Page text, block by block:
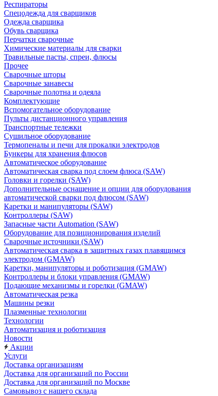
Респираторы
Спецодежда для сварщиков
Одежда сварщика
Обувь сварщика
Перчатки сварочные
Химические материалы для сварки
Травильные пасты, спреи, флюсы
Прочее
Сварочные шторы
Сварочные занавесы
Сварочные полотна и одеяла
Комплектующие
Вспомогательное оборудование
Пульты дистанционного управления
Транспортные тележки
Сушильное оборудование
Термопеналы и печи для прокалки электродов
Бункеры для хранения флюсов
Автоматическое оборудование
Автоматическая сварка под слоем флюса (SAW)
Головки и горелки (SAW)
Дополнительные оснащение и опции для оборудования
автоматической сварки под флюсом (SAW)
Каретки и манипуляторы (SAW)
Контроллеры (SAW)
Запасные части Automation (SAW)
Оборудование для позиционирования изделий
Сварочные источники (SAW)
Автоматическая сварка в защитных газах плавящимся
электродом (GMAW)
Каретки, манипуляторы и роботизация (GMAW)
Контроллеры и блоки управления (GMAW)
Подающие механизмы и горелки (GMAW)
Автоматическая резка
Машины резки
Плазменные технологии
Технологии
Автоматизация и роботизация
Новости
Акции
Услуги
Доставка организациям
Доставка для организаций по России
Доставка для организаций по Москве
Самовывоз с нашего склада